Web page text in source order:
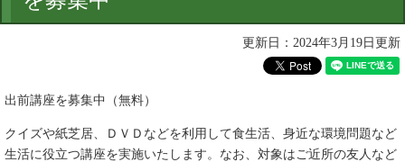
更新日：2024年3月19日更新
出前講座を募集中（無料）
クイズや紙芝居、ＤＶＤなどを利用して食生活、身近な環境問題など
生活に役立つ講座を実施いたします。なお、対象はご近所の友人など